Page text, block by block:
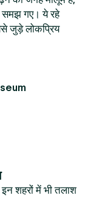
समझ गए। ये रहे
जुड़े लोकप्रिय
शहरों में भी तलाश